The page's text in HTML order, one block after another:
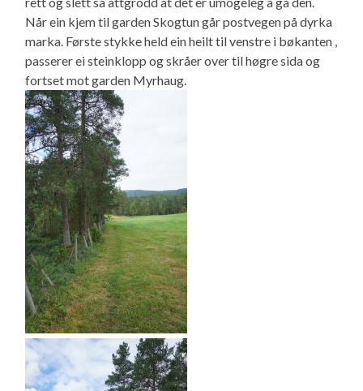
Når ein kjem til garden Skogtun går postvegen på dyrka
marka. Første stykke held ein heilt til venstre i bøkanten ,
passerer ei steinklopp og skråer over til høgre sida og
fortset mot garden Myrhaug.